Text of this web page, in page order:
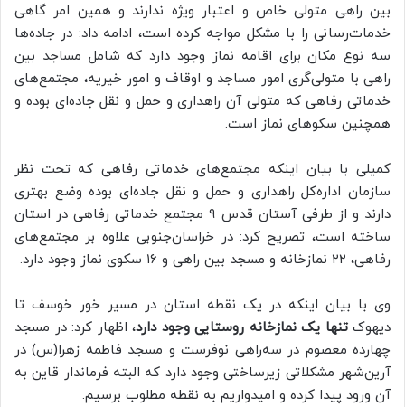
بین راهی متولی خاص و اعتبار ویژه ندارند و همین امر گاهی
خدمات‌رسانی را با مشکل مواجه کرده است، ادامه داد: در جاده‌ها
سه نوع مکان برای اقامه نماز وجود دارد که شامل مساجد بین
راهی با متولی‌گری امور مساجد و اوقاف و امور خیریه، مجتمع‌های
خدماتی رفاهی که متولی آن راهداری و حمل و نقل جاده‌ای بوده و
همچنین سکوهای نماز است.
کمیلی با بیان اینکه مجتمع‌های خدماتی رفاهی که تحت نظر
سازمان اداره‌کل راهداری و حمل و نقل جاده‌ای بوده وضع بهتری
دارند و از طرفی آستان قدس ۹ مجتمع خدماتی رفاهی در استان
ساخته است، تصریح کرد: در خراسان‌جنوبی علاوه بر مجتمع‌های
رفاهی، ۲۲ نمازخانه و مسجد بین راهی و ۱۶ سکوی نماز وجود دارد.
وی با بیان اینکه در یک نقطه استان در مسیر خور خوسف تا
دیهوکتنها یک نمازخانه روستایی وجود دارد، اظهار کرد: در مسجد
چهارده معصوم در سه‌راهی نوفرست و مسجد فاطمه زهرا(س) در
آرین‌شهر مشکلاتی زیرساختی وجود دارد که البته فرماندار قاین به
آن ورود پیدا کرده و امیدواریم به نقطه مطلوب برسیم.